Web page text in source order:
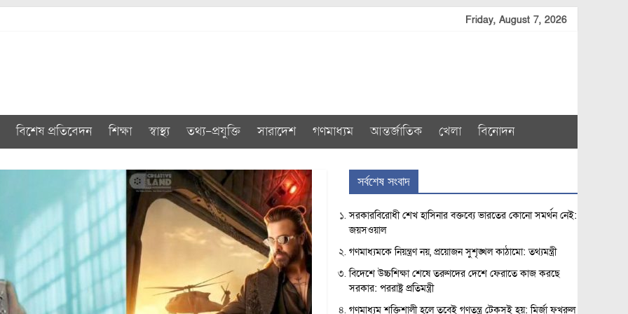
Friday, August 7, 2026
বিশেষ প্রতিবেদন শিক্ষা স্বাস্থ্য তথ্য-প্রযুক্তি সারাদেশ গণমাধ্যম আন্তর্জাতিক খেলা বিনোদন
সর্বশেষ সংবাদ
সরকারবিরোধী শেখ হাসিনার বক্তব্যে ভারতের কোনো সমর্থন নেই:
জয়সওয়াল
গণমাধ্যমকে নিয়ন্ত্রণ নয়, প্রয়োজন সুশৃঙ্খল কাঠামো: তথ্যমন্ত্রী
বিদেশে উচ্চশিক্ষা শেষে তরুণদের দেশে ফেরাতে কাজ করছে
সরকার: পররাষ্ট্র প্রতিমন্ত্রী
গণমাধ্যম শক্তিশালী হলে তবেই গণতন্ত্র টেকসই হয়: মির্জা ফখরুল